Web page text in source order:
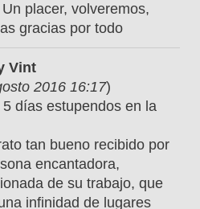
placer, volveremos,
gracias por todo
Vint
2016 16:17)
días estupendos en la
tan bueno recibido por
encantadora,
de su trabajo, que
infinidad de lugares